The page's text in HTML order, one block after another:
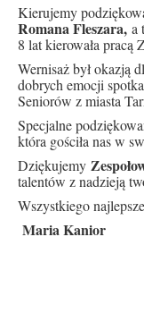
Kierujemy
Romana Fleszara, a
8 lat kierowała pracą
Wernisaż był okazją
dobrych emocji
Seniorów z miasta
Specjalne
która gościła nas w
Dziękujemy
talentów z nadzieją
Wszystkiego
Maria Kanior